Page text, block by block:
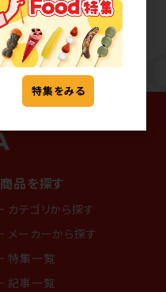
商品を探す
カテゴリから探す
メーカーから探す
特集一覧
記事一覧
特集をみる